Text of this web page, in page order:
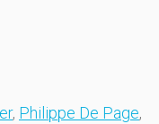
, Philippe De Page,